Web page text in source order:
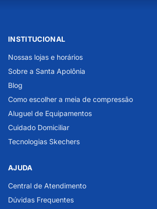
INSTITUCIONAL
Nossas lojas e horários
Sobre a Santa Apolônia
Blog
Como escolher a meia de compressão
Aluguel de Equipamentos
Cuidado Domiciliar
Tecnologias Skechers
AJUDA
Central de Atendimento
Dúvidas Frequentes